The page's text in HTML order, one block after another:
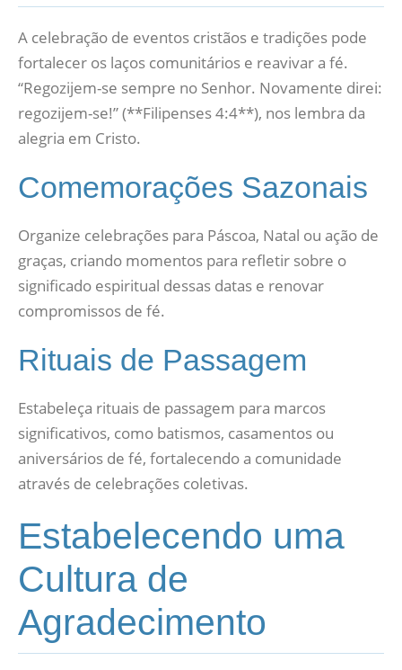
A celebração de eventos cristãos e tradições pode
fortalecer os laços comunitários e reavivar a fé.
“Regozijem-se sempre no Senhor. Novamente direi:
regozijem-se!” (**Filipenses 4:4**), nos lembra da
alegria em Cristo.
Comemorações Sazonais
Organize celebrações para Páscoa, Natal ou ação de
graças, criando momentos para refletir sobre o
significado espiritual dessas datas e renovar
compromissos de fé.
Rituais de Passagem
Estabeleça rituais de passagem para marcos
significativos, como batismos, casamentos ou
aniversários de fé, fortalecendo a comunidade
através de celebrações coletivas.
Estabelecendo uma
Cultura de
Agradecimento